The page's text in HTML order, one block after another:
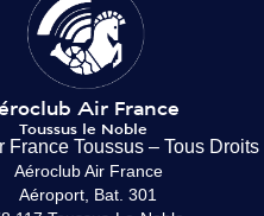
France Toussus – Tous
Aéroclub Air France
Aéroport, Bat. 301